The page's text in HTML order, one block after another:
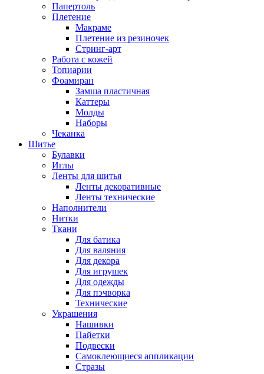
Папертоль
Плетение
Макраме
Плетение из резиночек
Стринг-арт
Работа с кожей
Топиарии
Фоамиран
Замша пластичная
Каттеры
Молды
Наборы
Чеканка
Шитье
Булавки
Иглы
Ленты для шитья
Ленты декоративные
Ленты технические
Наполнители
Нитки
Ткани
Для батика
Для валяния
Для декора
Для игрушек
Для одежды
Для пэчворка
Технические
Украшения
Нашивки
Пайетки
Подвески
Самоклеющиеся аппликации
Стразы